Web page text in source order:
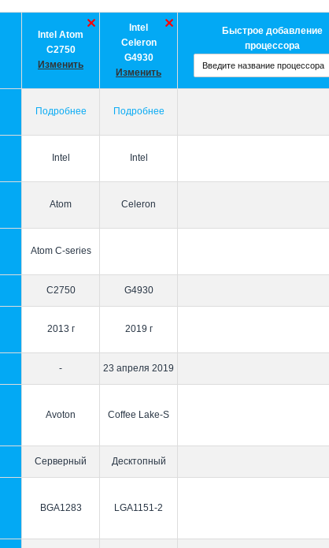
Intel Atom
C2750
Изменить
Intel
Celeron
G4930
Изменить
Быстрое добавление
процессора
Подробнее Подробнее
Intel Intel
Atom Celeron
Atom C-series
C2750 G4930
2013 г 2019 г
- 23 апреля 2019
Avoton Coffee Lake-S
Серверный Десктопный
BGA1283 LGA1151-2